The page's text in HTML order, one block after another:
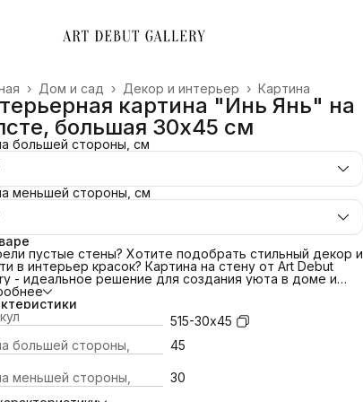
Картина
Декор и интерьер ›
Дом и сад ›
›
картина "Инь Янь" на
большая 30х45 см
большей стороны, см
меньшей стороны, см
пустые стены? Хотите подобрать стильный декор и
в интерьер красок? Картина на стену от Art Debut
- идеальное решение для создания уюта в доме и
офиса. Свяжитесь с нами и мы поможем
картину под ваш интерьер! Сделаем примерку
по изображению!
ВЫБРАТЬ НАС?
благородной фактуры 380 гр/м2;
стандарт латексной печати (экологичные и
краски).
чернила превосходят сольвентные,
пигментные, в вопросах качества печати,
515-30х45
большей стороны,
45
меньшей стороны,
30